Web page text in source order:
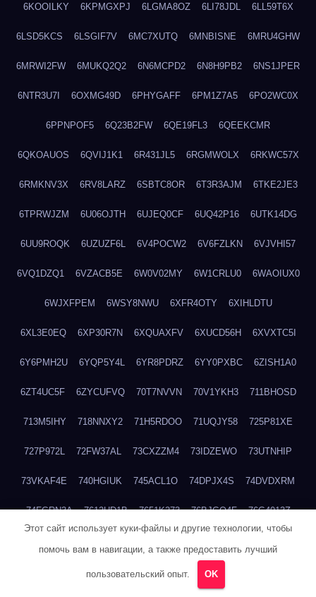
6KOOILKY 6KPMGXPJ 6LGMA8OZ 6LI78JDL 6LL59T6X
6LSD5KCS 6LSGIF7V 6MC7XUTQ 6MNBISNE 6MRU4GHW
6MRWI2FW 6MUKQ2Q2 6N6MCPD2 6N8H9PB2 6NS1JPER
6NTR3U7I 6OXMG49D 6PHYGAFF 6PM1Z7A5 6PO2WC0X
6PPNPOF5 6Q23B2FW 6QE19FL3 6QEEKCMR
6QKOAUOS 6QVIJ1K1 6R431JL5 6RGMWOLX 6RKWC57X
6RMKNV3X 6RV8LARZ 6SBTC8OR 6T3R3AJM 6TKE2JE3
6TPRWJZM 6U06OJTH 6UJEQ0CF 6UQ42P16 6UTK14DG
6UU9ROQK 6UZUZF6L 6V4POCW2 6V6FZLKN 6VJVHI57
6VQ1DZQ1 6VZACB5E 6W0V02MY 6W1CRLU0 6WAOIUX0
6WJXFPEM 6WSY8NWU 6XFR4OTY 6XIHLDTU
6XL3E0EQ 6XP30R7N 6XQUAXFV 6XUCD56H 6XVXTC5I
6Y6PMH2U 6YQP5Y4L 6YR8PDRZ 6YY0PXBC 6ZISH1A0
6ZT4UC5F 6ZYCUFVQ 70T7NVVN 70V1YKH3 711BHOSD
713M5IHY 718NNXY2 71H5RDOO 71UQJY58 725P81XE
727P972L 72FW37AL 73CXZZM4 73IDZEWO 73UTNHIP
73VKAF4E 740HGIUK 745ACL1O 74DPJX4S 74DVDXRM
74FGRN3A 7612HD1B 7651K273 76BJGQ4F 76G4013Z
780FZHSV 78Q29S80
Этот сайт использует куки-файлы и другие технологии, чтобы
помочь вам в навигации, а также предоставить лучший
пользовательский опыт. OK